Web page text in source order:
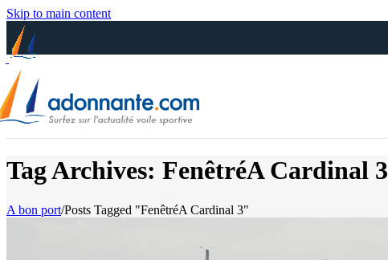
Skip to main content
Tag Archives: FenêtréA Cardinal 3
A bon port/Posts Tagged "FenêtréA Cardinal 3"